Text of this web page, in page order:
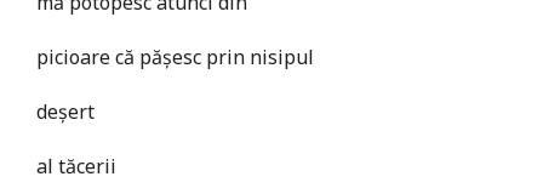
picioare că pășesc prin nisipul
deșert
al tăcerii